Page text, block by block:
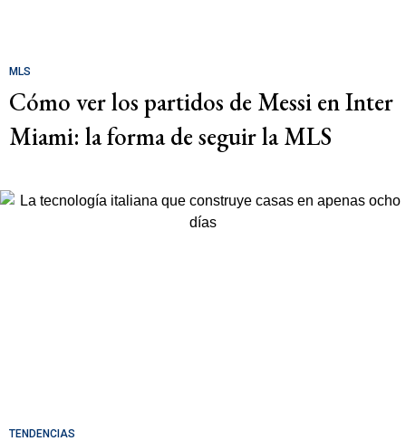
MLS
Cómo ver los partidos de Messi en Inter
Miami: la forma de seguir la MLS
TENDENCIAS